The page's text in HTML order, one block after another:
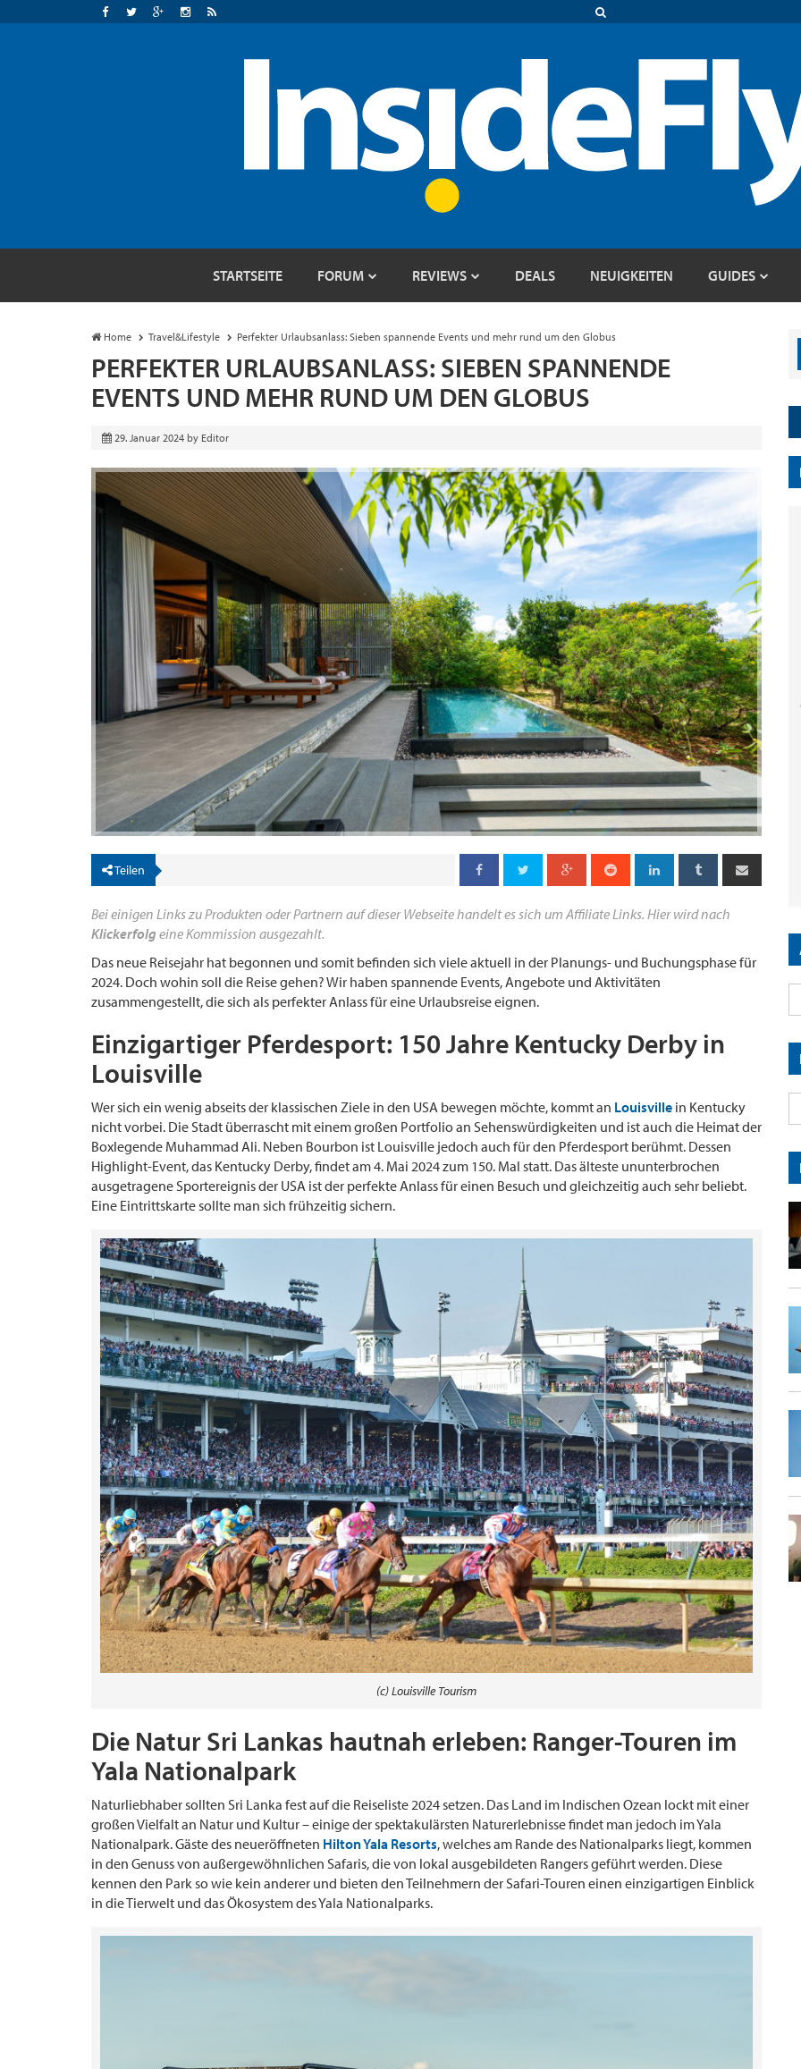
STARTSEITE FORUM REVIEWS DEALS NEUIGKEITEN GUIDES
Home Travel&Lifestyle Perfekter Urlaubsanlass: Sieben spannende Events und mehr rund um den Globus
PERFEKTER URLAUBSANLASS: SIEBEN SPANNENDE
EVENTS UND MEHR RUND UM DEN GLOBUS
29. Januar 2024 by Editor
Teilen
Bei einigen Links zu Produkten oder Partnern auf dieser Webseite handelt es sich um Affiliate Links. Hier wird nach
Klickerfolg eine Kommission ausgezahlt.
Das neue Reisejahr hat begonnen und somit befinden sich viele aktuell in der Planungs- und Buchungsphase für
2024. Doch wohin soll die Reise gehen? Wir haben spannende Events, Angebote und Aktivitäten
zusammengestellt, die sich als perfekter Anlass für eine Urlaubsreise eignen.
Einzigartiger Pferdesport: 150 Jahre Kentucky Derby in
Louisville
Wer sich ein wenig abseits der klassischen Ziele in den USA bewegen möchte, kommt an Louisville in Kentucky
nicht vorbei. Die Stadt überrascht mit einem großen Portfolio an Sehenswürdigkeiten und ist auch die Heimat der
Boxlegende Muhammad Ali. Neben Bourbon ist Louisville jedoch auch für den Pferdesport berühmt. Dessen
Highlight-Event, das Kentucky Derby, findet am 4. Mai 2024 zum 150. Mal statt. Das älteste ununterbrochen
ausgetragene Sportereignis der USA ist der perfekte Anlass für einen Besuch und gleichzeitig auch sehr beliebt.
Eine Eintrittskarte sollte man sich frühzeitig sichern.
(c) Louisville Tourism
Die Natur Sri Lankas hautnah erleben: Ranger-Touren im
Yala Nationalpark
Naturliebhaber sollten Sri Lanka fest auf die Reiseliste 2024 setzen. Das Land im Indischen Ozean lockt mit einer
großen Vielfalt an Natur und Kultur – einige der spektakulärsten Naturerlebnisse findet man jedoch im Yala
Nationalpark. Gäste des neueröffneten Hilton Yala Resorts, welches am Rande des Nationalparks liegt, kommen
in den Genuss von außergewöhnlichen Safaris, die von lokal ausgebildeten Rangers geführt werden. Diese
kennen den Park so wie kein anderer und bieten den Teilnehmern der Safari-Touren einen einzigartigen Einblick
in die Tierwelt und das Ökosystem des Yala Nationalparks.